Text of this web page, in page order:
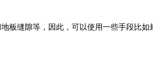
缝隙等，因此，可以使用一些手段比如